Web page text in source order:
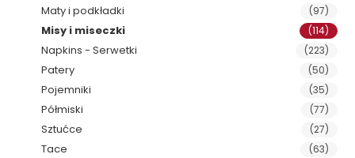
Maty i podkładki (97)
Misy i miseczki (114)
Napkins - Serwetki (223)
Patery (50)
Pojemniki (35)
Półmiski (77)
Sztućce (27)
Tace (63)